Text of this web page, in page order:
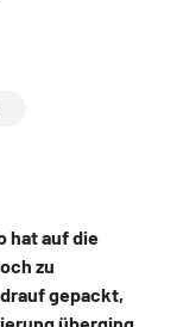
hat auf die
zu
gepackt,